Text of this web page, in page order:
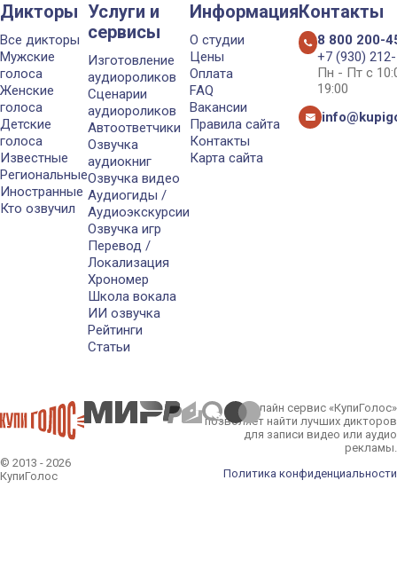
Дикторы
Все дикторы
Мужские
голоса
Женские
голоса
Детские
голоса
Известные
Региональные
Иностранные
Кто озвучил
Услуги и
сервисы
Изготовление
аудиороликов
Сценарии
аудиороликов
Автоответчики
Озвучка
аудиокниг
Озвучка видео
Аудиогиды /
Аудиоэкскурсии
Озвучка игр
Перевод /
Локализация
Хрономер
Школа вокала
ИИ озвучка
Рейтинги
Статьи
Информация
О студии
Цены
Оплата
FAQ
Вакансии
Правила сайта
Контакты
Карта сайта
Контакты
8 800 200-
+7 (930)
Пн - Пт с
19:00
© 2013 - 2026
КупиГолос
Онлайн сервис «КупиГолос»
позволяет найти лучших дикторов
для записи видео или аудио
рекламы.
Политика конфиденциальности